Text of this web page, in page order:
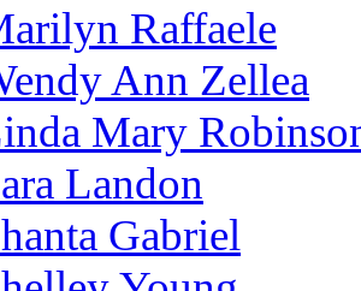
Raffaele
Ann Zellea
Mary
Landon
Gabriel